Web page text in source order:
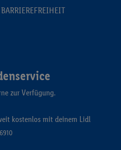
BARRIEREFREIHEIT
zur Verfügung.
kostenlos mit deinem Lidl